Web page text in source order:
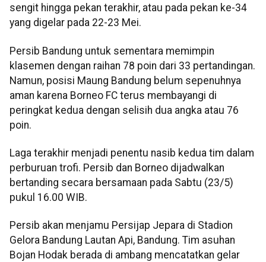
sengit hingga pekan terakhir, atau pada pekan ke-34
yang digelar pada 22-23 Mei.
Persib Bandung untuk sementara memimpin
klasemen dengan raihan 78 poin dari 33 pertandingan.
Namun, posisi Maung Bandung belum sepenuhnya
aman karena Borneo FC terus membayangi di
peringkat kedua dengan selisih dua angka atau 76
poin.
Laga terakhir menjadi penentu nasib kedua tim dalam
perburuan trofi. Persib dan Borneo dijadwalkan
bertanding secara bersamaan pada Sabtu (23/5)
pukul 16.00 WIB.
Persib akan menjamu Persijap Jepara di Stadion
Gelora Bandung Lautan Api, Bandung. Tim asuhan
Bojan Hodak berada di ambang mencatatkan gelar